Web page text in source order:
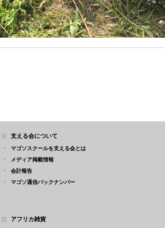
支える会について
マゴソスクールを支える会とは
メディア掲載情報
会計報告
マゴソ通信バックナンバー
アフリカ雑貨